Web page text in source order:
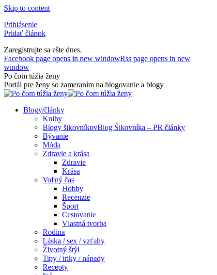
Skip to content
Prihlásenie
Pridať článok
Zaregistrujte sa ešte dnes.
Facebook page opens in new windowRss page opens in new
window
Po čom túžia ženy
Portál pre ženy so zameraním na blogovanie a blogy
Blogy/články
Knihy
Blogy šikovníkovBlog Šikovníka – PR články
Bývanie
Móda
Zdravie a krása
Zdravie
Krása
Voľný čas
Hobby
Recenzie
Šport
Cestovanie
Vlastná tvorba
Rodina
Láska / sex / vzťahy
Životný štýl
Tipy / triky / nápady
Recepty